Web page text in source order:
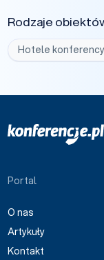
Rodzaje
Hotele
Portal
O nas
Artykuły
Kontakt